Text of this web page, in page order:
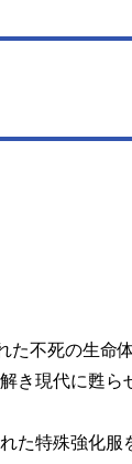
園の中で孤独
仮面ライダー
島ユウキ：清水
吉沢亮風城美
ィン野座間友
ディアーツ：
不死の生命
き現代に甦ら
た特殊強化服